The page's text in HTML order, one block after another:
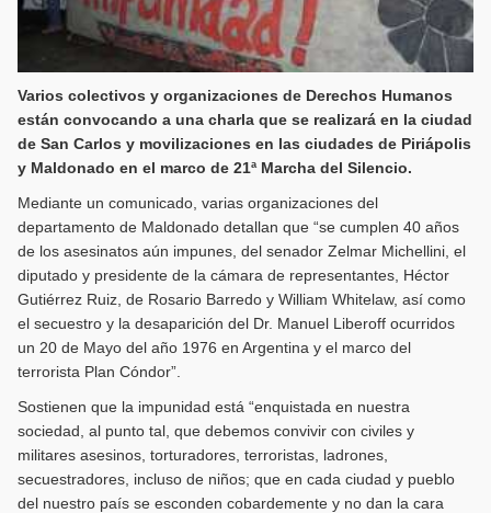
Varios colectivos y organizaciones de Derechos Humanos
están convocando a una charla que se realizará en la ciudad
de San Carlos y movilizaciones en las ciudades de Piriápolis
y Maldonado en el marco de 21ª Marcha del Silencio.
Mediante un comunicado, varias organizaciones del
departamento de Maldonado detallan que “se cumplen 40 años
de los asesinatos aún impunes, del senador Zelmar Michellini, el
diputado y presidente de la cámara de representantes, Héctor
Gutiérrez Ruiz, de Rosario Barredo y William Whitelaw, así como
el secuestro y la desaparición del Dr. Manuel Liberoff ocurridos
un 20 de Mayo del año 1976 en Argentina y el marco del
terrorista Plan Cóndor”.
Sostienen que la impunidad está “enquistada en nuestra
sociedad, al punto tal, que debemos convivir con civiles y
militares asesinos, torturadores, terroristas, ladrones,
secuestradores, incluso de niños; que en cada ciudad y pueblo
del nuestro país se esconden cobardemente y no dan la cara